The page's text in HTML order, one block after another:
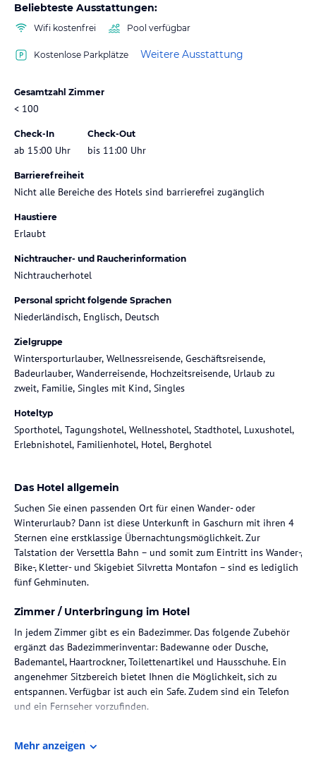
Beliebteste Ausstattungen:
Wifi kostenfrei Pool verfügbar
Kostenlose Parkplätze Weitere Ausstattung
Gesamtzahl Zimmer
< 100
Check-In
ab 15:00 Uhr
Check-Out
bis 11:00 Uhr
Barrierefreiheit
Nicht alle Bereiche des Hotels sind barrierefrei zugänglich
Haustiere
Erlaubt
Nichtraucher- und Raucherinformation
Nichtraucherhotel
Personal spricht folgende Sprachen
Niederländisch, Englisch, Deutsch
Zielgruppe
Wintersporturlauber, Wellnessreisende, Geschäftsreisende,
Badeurlauber, Wanderreisende, Hochzeitsreisende, Urlaub zu
zweit, Familie, Singles mit Kind, Singles
Hoteltyp
Sporthotel, Tagungshotel, Wellnesshotel, Stadthotel, Luxushotel,
Erlebnishotel, Familienhotel, Hotel, Berghotel
Das Hotel allgemein
Suchen Sie einen passenden Ort für einen Wander- oder
Winterurlaub? Dann ist diese Unterkunft in Gaschurn mit ihren 4
Sternen eine erstklassige Übernachtungsmöglichkeit. Zur
Talstation der Versettla Bahn – und somit zum Eintritt ins Wander-,
Bike-, Kletter- und Skigebiet Silvretta Montafon – sind es lediglich
fünf Gehminuten.
Zimmer / Unterbringung im Hotel
In jedem Zimmer gibt es ein Badezimmer. Das folgende Zubehör
ergänzt das Badezimmerinventar: Badewanne oder Dusche,
Bademantel, Haartrockner, Toilettenartikel und Hausschuhe. Ein
angenehmer Sitzbereich bietet Ihnen die Möglichkeit, sich zu
entspannen. Verfügbar ist auch ein Safe. Zudem sind ein Telefon
und ein Fernseher vorzufinden.
Mehr anzeigen